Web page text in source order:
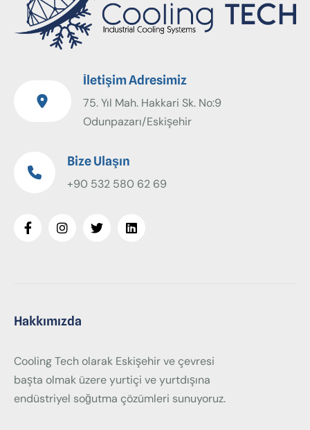
İletişim Adresimiz
75. Yıl Mah. Hakkari Sk. No:9
Odunpazarı/Eskişehir
Bize Ulaşın
+90 532 580 62 69
Hakkımızda
Cooling Tech olarak Eskişehir ve çevresi
başta olmak üzere yurtiçi ve yurtdışına
endüstriyel soğutma çözümleri sunuyoruz.